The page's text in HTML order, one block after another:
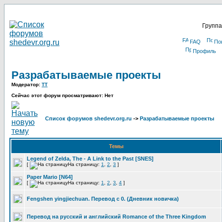
FAQ
Профиль
Разрабатываемые проекты
Модератор: TT
Сейчас этот форум просматривают: Нет
Список форумов shedevr.org.ru -> Разрабатываемые проекты
Темы
Legend of Zelda, The - A Link to the Past [SNES]
[ На страницу: 1 2 3 ]
Paper Mario [N64]
[ На страницу: 1 2 3 4 ]
Fengshen yingjiechuan. Перевод с 0. (Дневник новичка)
Перевод на русский и английский Romance of the Three Kingdom